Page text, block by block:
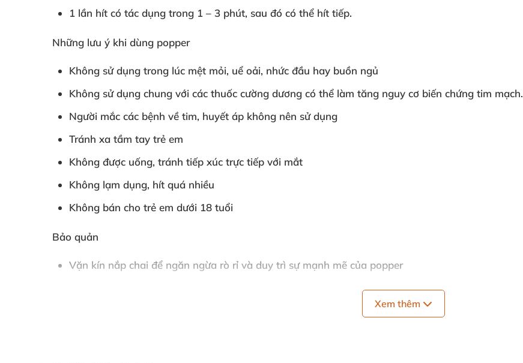
1 lần hít có tác dụng trong 1 – 3 phút, sau đó có thể hít tiếp.
Những lưu ý khi dùng popper
Không sử dụng trong lúc mệt mỏi, uể oải, nhức đầu hay buồn ngủ
Không sử dụng chung với các thuốc cường dương có thể làm tăng nguy cơ biến chứng tim mạch.
Người mắc các bệnh về tim, huyết áp không nên sử dụng
Tránh xa tầm tay trẻ em
Không được uống, tránh tiếp xúc trực tiếp với mắt
Không lạm dụng, hít quá nhiều
Không bán cho trẻ em dưới 18 tuổi
Bảo quản
Vặn kín nắp chai để ngăn ngừa rò rỉ và duy trì sự mạnh mẽ của popper
, cốp xe…
Xem thêm